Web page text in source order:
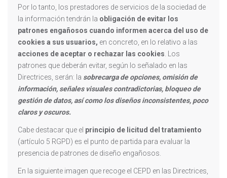
Por lo tanto, los prestadores de servicios de la sociedad de
la información tendrán la obligación de evitar los
patrones engañosos cuando informen acerca del uso de
cookies a sus usuarios, en concreto, en lo relativo a las
acciones de aceptar o rechazar las cookies . Los
patrones que deberán evitar, según lo señalado en las
Directrices, serán: la sobrecarga de opciones, omisión de
información, señales visuales contradictorias, bloqueo de
gestión de datos, así como los diseños inconsistentes, poco
claros y oscuros.
Cabe destacar que el principio de licitud del tratamiento
(artículo 5 RGPD) es el punto de partida para evaluar la
presencia de patrones de diseño engañosos.
En la siguiente imagen que recoge el CEPD en las Directrices,